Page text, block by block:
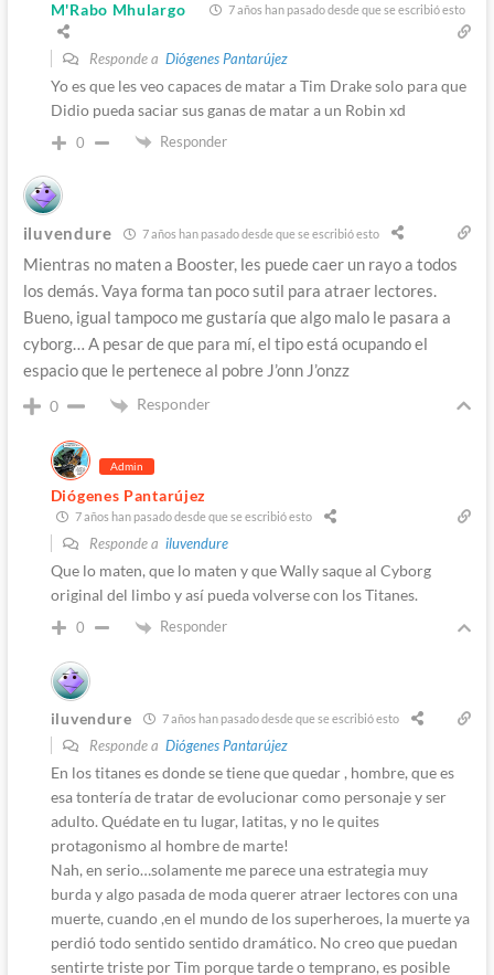
M'Rabo Mhulargo 7 años han pasado desde que se escribió esto
Responde a Diógenes Pantarújez
Yo es que les veo capaces de matar a Tim Drake solo para que
Didio pueda saciar sus ganas de matar a un Robin xd
0 Responder
iluvendure 7 años han pasado desde que se escribió esto
Mientras no maten a Booster, les puede caer un rayo a todos
los demás. Vaya forma tan poco sutil para atraer lectores.
Bueno, igual tampoco me gustaría que algo malo le pasara a
cyborg… A pesar de que para mí, el tipo está ocupando el
espacio que le pertenece al pobre J’onn J’onzz
0 Responder
Admin
Diógenes Pantarújez
7 años han pasado desde que se escribió esto
Responde a iluvendure
Que lo maten, que lo maten y que Wally saque al Cyborg
original del limbo y así pueda volverse con los Titanes.
0 Responder
iluvendure 7 años han pasado desde que se escribió esto
Responde a Diógenes Pantarújez
En los titanes es donde se tiene que quedar , hombre, que es
esa tontería de tratar de evolucionar como personaje y ser
adulto. Quédate en tu lugar, latitas, y no le quites
protagonismo al hombre de marte!
Nah, en serio…solamente me parece una estrategia muy
burda y algo pasada de moda querer atraer lectores con una
muerte, cuando ,en el mundo de los superheroes, la muerte ya
perdió todo sentido sentido dramático. No creo que puedan
sentirte triste por Tim porque tarde o temprano, es posible